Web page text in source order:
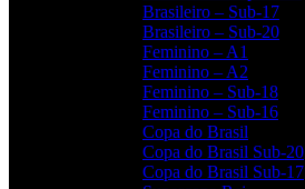
Brasileiro – Sub-17
Brasileiro – Sub-20
Feminino – A1
Feminino – A2
Feminino – Sub-18
Feminino – Sub-16
Copa do Brasil
Copa do Brasil Sub-20
Copa do Brasil Sub-17